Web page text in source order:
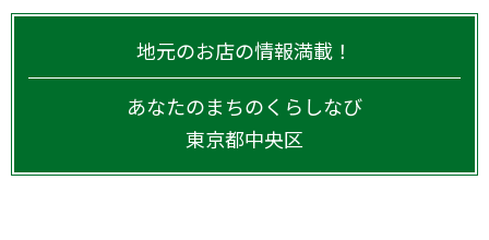
地元のお店の情報満載！
あなたのまちのくらしなび
東京都中央区